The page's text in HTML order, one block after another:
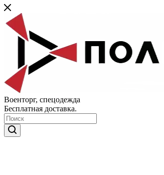
Военторг, спецодежда
Бесплатная доставка.